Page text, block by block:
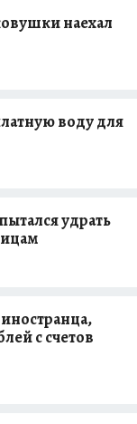
наехал
воду для
удрать
с счетов